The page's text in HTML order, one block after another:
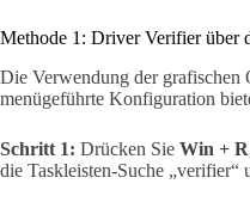
Methode 1: Driver Verifier über
Die Verwendung der grafischen
menügeführte Konfiguration
Schritt 1: Drücken Sie Win + R
die Taskleisten-Suche „verifier“